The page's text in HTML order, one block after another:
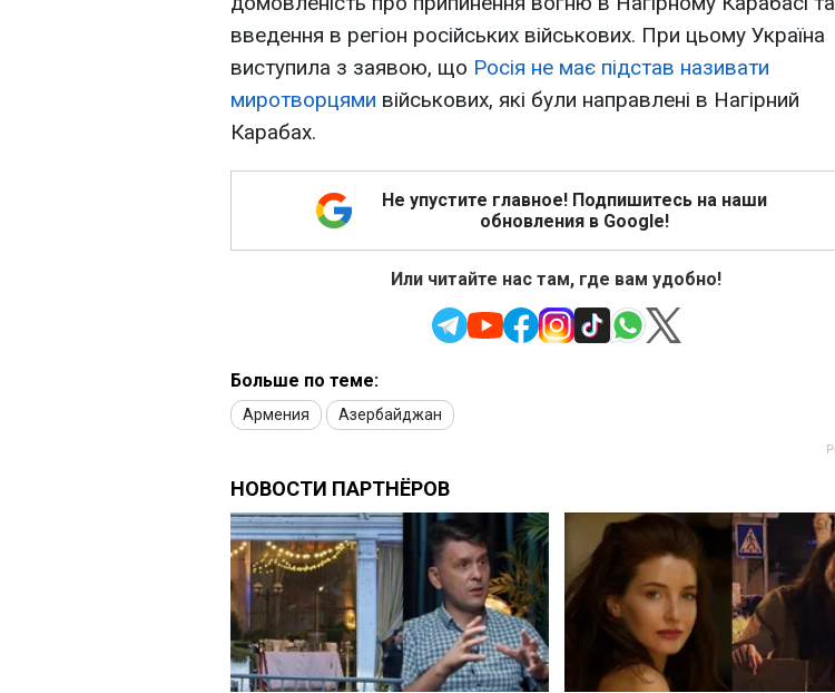
введення в регіон російських військових. При цьому Україна
виступила з заявою, що Росія не має підстав називати
миротворцями військових, які були направлені в Нагірний
Карабах.
Не упустите главное! Подпишитесь на наши
обновления в Google!
Или читайте нас там, где вам удобно!
Больше по теме:
Армения Азербайджан